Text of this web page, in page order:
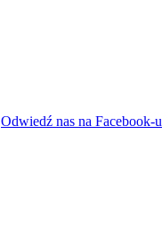
Odwiedź nas na Facebook-u